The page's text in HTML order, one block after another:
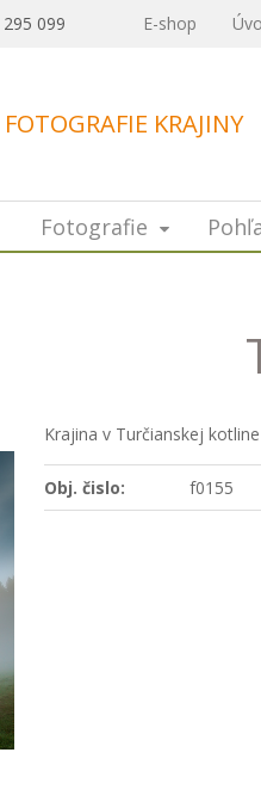
KRAJINY
099 E-shop
Krajina v Turčianskej
Obj. čislo: f0155
Fotografie